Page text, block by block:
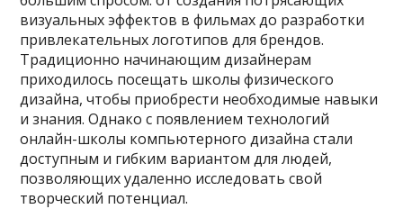
визуальных эффектов в фильмах до разработки
привлекательных логотипов для брендов.
Традиционно начинающим дизайнерам
приходилось посещать школы физического
дизайна, чтобы приобрести необходимые навыки
и знания. Однако с появлением технологий
онлайн-школы компьютерного дизайна стали
доступным и гибким вариантом для людей,
позволяющих удаленно исследовать свой
творческий потенциал.